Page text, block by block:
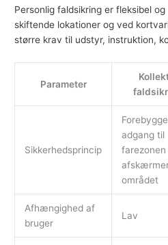
Personlig faldsikring er fleksibel
skiftende lokationer og ved
større krav til udstyr, instruktion,
Parameter
Sikkerhedsprincip
adgang til
farezonen
området
Afhængighed af
bruger
Lav